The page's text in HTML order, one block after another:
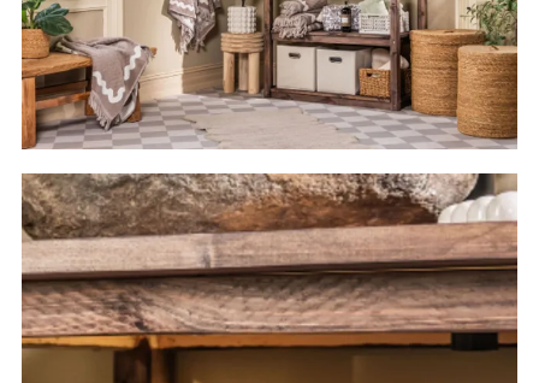
Nyheter til baderommet